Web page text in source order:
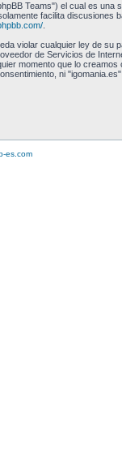
Teams") el cual es una
facilita discusiones
.
violar cualquier ley de su
de Servicios de
momento que lo creamos
ni
es.com